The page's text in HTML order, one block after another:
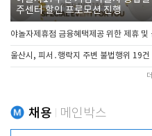
주센터 할인 프로모션 진행
야놀자제휴점 금융혜택제공 위한 제휴 및
울산시, 피서․행락지 주변 불법행위 19건
채용 메인박스